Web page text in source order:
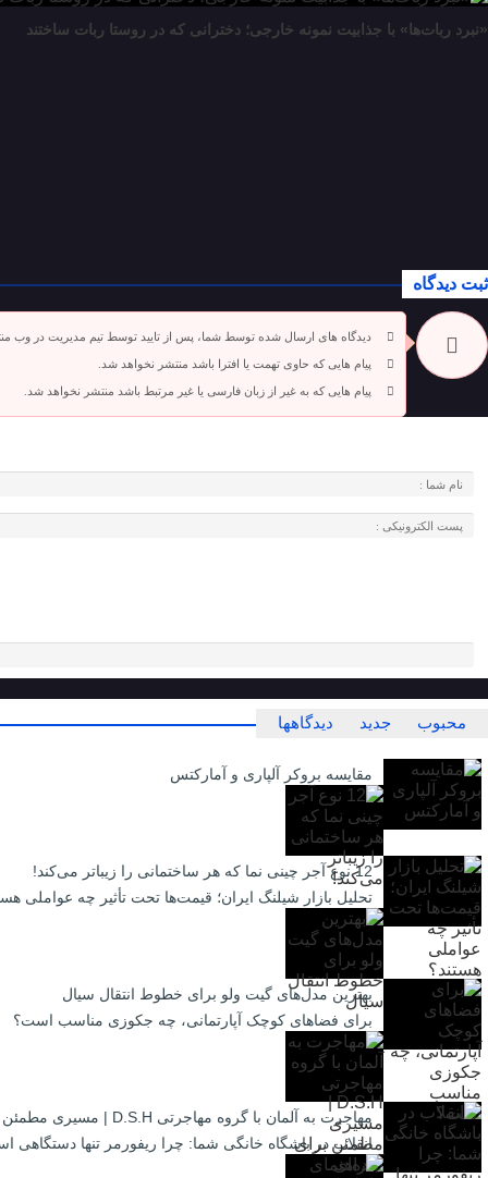
«نبرد ربات‌ها» با جذابیت نمونه خارجی؛ دخترانی که در روستا ربات ساختند
ثبت دیدگاه
دیدگاه های ارسال شده توسط شما، پس از تایید توسط تیم مدیریت در وب
پیام هایی که حاوی تهمت یا افترا باشد منتشر نخواهد شد.
پیام هایی که به غیر از زبان فارسی یا غیر مرتبط باشد منتشر نخواهد شد.
محبوب جدید دیدگاهها
مقایسه بروکر آلپاری و آمارکتس
12 نوع آجر چینی نما که هر ساختمانی را زیباتر می‌کند!
تحلیل بازار شیلنگ ایران؛ قیمت‌ها تحت تأثیر چه عواملی
بهترین مدل‌های گیت ولو برای خطوط انتقال سیال
برای فضاهای کوچک آپارتمانی، چه جکوزی مناسب است؟
مهاجرت به آلمان با گروه مهاجرتی D.S.H | مسیری مطمئن برای آینده‌ای درخشان
انقلاب در باشگاه خانگی شما: چرا ریفورمر تنها دستگاهی